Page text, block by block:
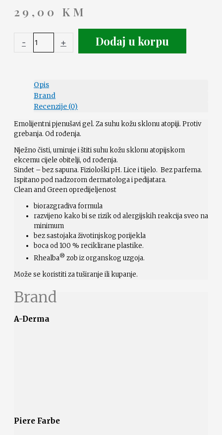
29,00 KM
- + Dodaj u korpu
Opis
Brand
Recenzije (0)
Emolijentni pjenušavi gel. Za suhu kožu sklonu atopiji. Protiv
grebanja. Od rođenja.
Nježno čisti, umiruje i štiti suhu kožu sklonu atopijskom
ekcemu cijele obitelji, od rođenja.
Sindet – bez sapuna. Fiziološki pH. Lice i tijelo. Bez parfema.
Ispitano pod nadzorom dermatologa i pedijatara.
Clean and Green opredijeljenost
biorazgradiva formula
razvijeno kako bi se rizik od alergijskih reakcija sveo na
minimum
bez sastojaka životinjskog porijekla
boca od 100 % reciklirane plastike.
Rhealba® zob iz organskog uzgoja.
Može se koristiti za tuširanje ili kupanje.
Brand
A-Derma
Piere Farbe